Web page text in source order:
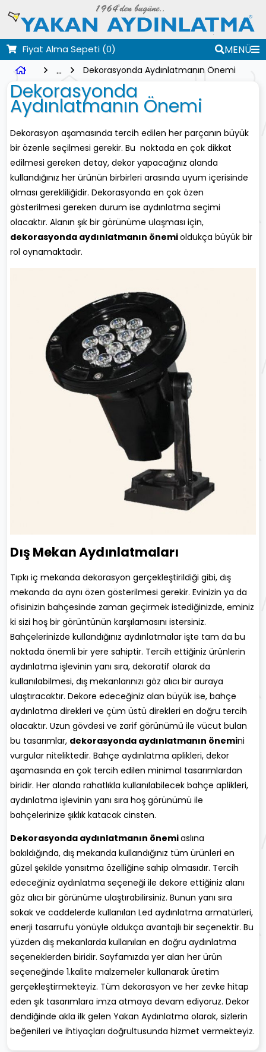
Fiyat Alma Sepeti (0)
MENÜ
...
Dekorasyonda Aydınlatmanın Önemi
Dekorasyonda
Aydınlatmanın Önemi
Dekorasyon aşamasında tercih edilen her parçanın büyük
bir özenle seçilmesi gerekir. Bu noktada en çok dikkat
edilmesi gereken detay, dekor yapacağınız alanda
kullandığınız her ürünün birbirleri arasında uyum içerisinde
olması gerekliliğidir. Dekorasyonda en çok özen
gösterilmesi gereken durum ise aydınlatma seçimi
olacaktır. Alanın şık bir görünüme ulaşması için,
dekorasyonda aydınlatmanın önemioldukça büyük bir
rol oynamaktadır.
Dış Mekan Aydınlatmaları
Tıpkı iç mekanda dekorasyon gerçekleştirildiği gibi, dış
mekanda da aynı özen gösterilmesi gerekir. Evinizin ya da
ofisinizin bahçesinde zaman geçirmek istediğinizde, eminiz
ki sizi hoş bir görüntünün karşılamasını istersiniz.
Bahçelerinizde kullandığınız aydınlatmalar işte tam da bu
noktada önemli bir yere sahiptir. Tercih ettiğiniz ürünlerin
aydınlatma işlevinin yanı sıra, dekoratif olarak da
kullanılabilmesi, dış mekanlarınızı göz alıcı bir auraya
ulaştıracaktır. Dekore edeceğiniz alan büyük ise, bahçe
aydınlatma direkleri ve çüm üstü direkleri en doğru tercih
olacaktır. Uzun gövdesi ve zarif görünümü ile vücut bulan
bu tasarımlar, dekorasyonda aydınlatmanın önemini
vurgular niteliktedir. Bahçe aydınlatma aplikleri, dekor
aşamasında en çok tercih edilen minimal tasarımlardan
biridir. Her alanda rahatlıkla kullanılabilecek bahçe aplikleri,
aydınlatma işlevinin yanı sıra hoş görünümü ile
bahçelerinize şıklık katacak cinsten.
Dekorasyonda aydınlatmanın önemiaslına
bakıldığında, dış mekanda kullandığınız tüm ürünleri en
güzel şekilde yansıtma özelliğine sahip olmasıdır. Tercih
edeceğiniz aydınlatma seçeneği ile dekore ettiğiniz alanı
göz alıcı bir görünüme ulaştırabilirsiniz. Bunun yanı sıra
sokak ve caddelerde kullanılan Led aydınlatma armatürleri,
enerji tasarrufu yönüyle oldukça avantajlı bir seçenektir. Bu
yüzden dış mekanlarda kullanılan en doğru aydınlatma
seçeneklerden biridir. Sayfamızda yer alan her ürün
seçeneğinde 1.kalite malzemeler kullanarak üretim
gerçekleştirmekteyiz. Tüm dekorasyon ve her zevke hitap
eden şık tasarımlara imza atmaya devam ediyoruz. Dekor
dendiğinde akla ilk gelen Yakan Aydınlatma olarak, sizlerin
beğenileri ve ihtiyaçları doğrultusunda hizmet vermekteyiz.